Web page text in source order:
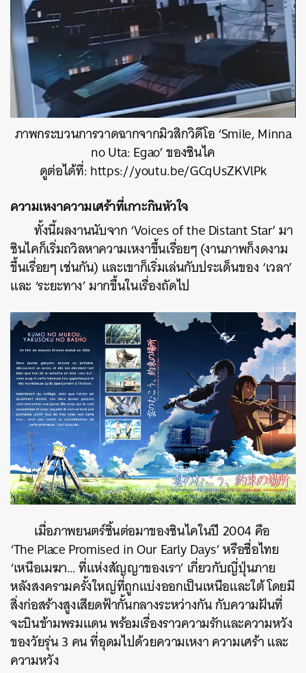
ภาพกระบวนการวาดฉากจากมิวสิกวิดีโอ ‘Smile, Minna
no Uta: Egao’ ของชินไค
ดูต่อได้ที่: https://youtu.be/GCqUsZKVlPk
ความเหงาความเศร้าที่เกาะกินหัวใจ
ทั้งนี้ผลงานนับจาก ‘Voices of the Distant Star’ มา
ชินไคก็เริ่มถวิลหาความเหงาขึ้นเรื่อยๆ (งานภาพก็งดงาม
ขึ้นเรื่อยๆ เช่นกัน) และเขาก็เริ่มเล่นกับประเด็นของ ‘เวลา’
และ ‘ระยะทาง’ มากขึ้นในเรื่องถัดไป
เมื่อภาพยนตร์ชิ้นต่อมาของชินไคในปี 2004 คือ
‘The Place Promised in Our Early Days’ หรือชื่อไทย
‘เหนือเมฆา… ที่แห่งสัญญาของเรา’ เกี่ยวกับญี่ปุ่นภาย
หลังสงครามครั้งใหญ่ที่ถูกแบ่งออกเป็นเหนือและใต้ โดยมี
สิ่งก่อสร้างสูงเสียดฟ้ากั้นกลางระหว่างกัน กับความฝันที่
จะบินข้ามพรมแดน พร้อมเรื่องราวความรักและความหวัง
ของวัยรุ่น 3 คน ที่อุดมไปด้วยความเหงา ความเศร้า และ
ความหวัง